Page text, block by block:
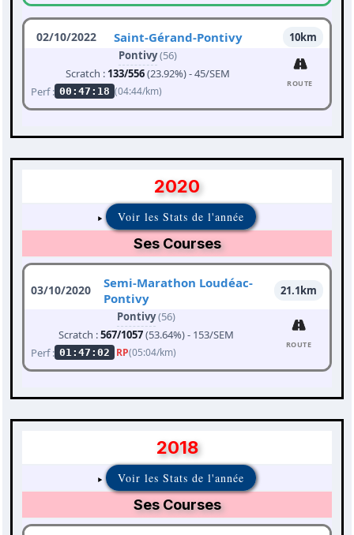
02/10/2022 Saint-Gérand-Pontivy
10km
Pontivy(56)
Scratch : 133/556(23.92%) - 45/SEM
Perf : 00:47:18 (04:44/km)
ROUTE
2020
Voir les Stats de l'année
Ses Courses
03/10/2020
Semi-Marathon Loudéac-
Pontivy
21.1km
Pontivy(56)
Scratch :567/1057(53.64%) - 153/SEM
Perf : 01:47:02 RP(05:04/km)
ROUTE
2018
Voir les Stats de l'année
Ses Courses